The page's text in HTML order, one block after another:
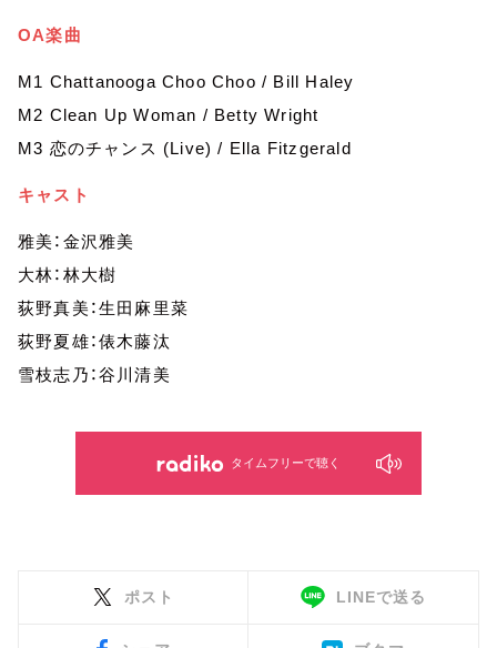
OA楽曲
M1 Chattanooga Choo Choo / Bill Haley
M2 Clean Up Woman / Betty Wright
M3 恋のチャンス (Live) / Ella Fitzgerald
キャスト
雅美：金沢雅美
大林：林大樹
荻野真美：生田麻里菜
荻野夏雄：俵木藤汰
雪枝志乃：谷川清美
タイムフリーで聴く
ポスト LINEで送る